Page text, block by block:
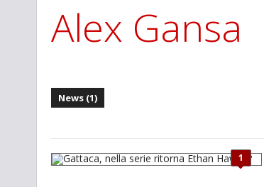
Alex Gansa
News (1)
1